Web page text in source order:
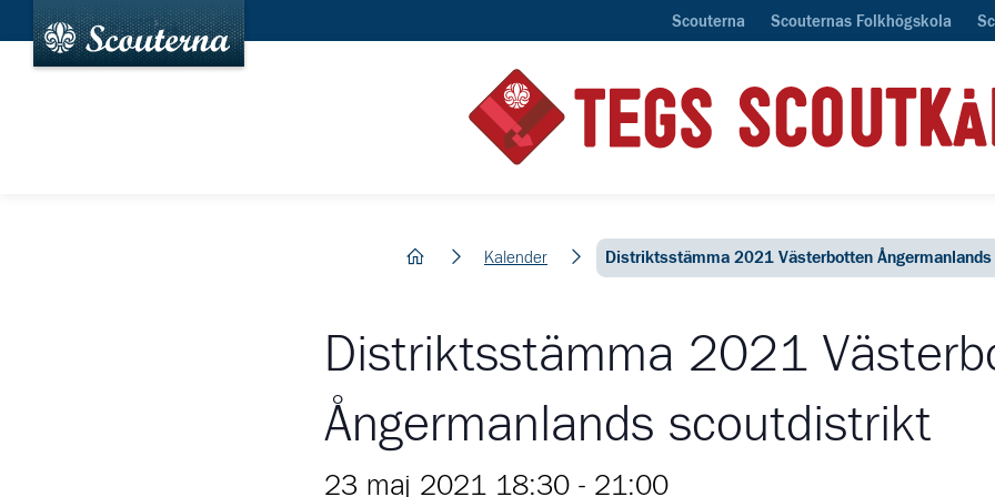
Scouterna Scouternas Folkhögskola
hem Kalender Distriktsstämma 2021 Västerbotten
Distriktsstämma 2021
Ångermanlands scoutdistrikt
23 maj 2021 18:30 - 21:00